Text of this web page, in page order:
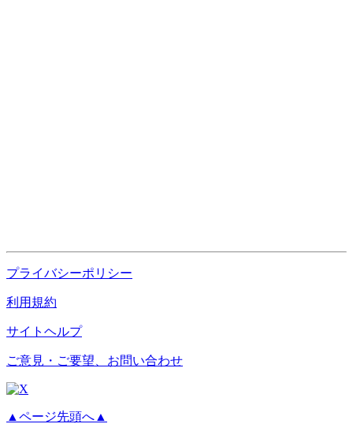
プライバシーポリシー
利用規約
サイトヘルプ
ご意見・ご要望、お問い合わせ
▲ページ先頭へ▲